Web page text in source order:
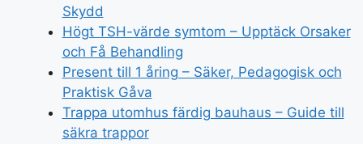
Skydd
Högt TSH-värde symtom – Upptäck Orsaker
och Få Behandling
Present till 1 åring – Säker, Pedagogisk och
Praktisk Gåva
Trappa utomhus färdig bauhaus – Guide till
säkra trappor